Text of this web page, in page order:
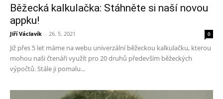
Běžecká kalkulačka: Stáhněte si naší novou
appku!
Jiří Václavík - 26. 5. 2021 0
Již přes 5 let máme na webu univerzální běžeckou kalkulačku, kterou
mohou naši čtenáři využít pro 20 druhů především běžeckých
výpočtů. Stále ji pomalu...